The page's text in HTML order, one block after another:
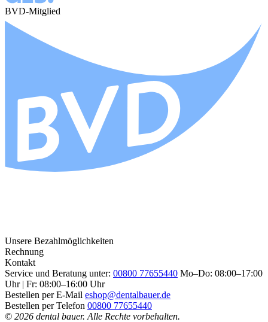
BVD-Mitglied
Unsere Bezahlmöglichkeiten
Rechnung
Kontakt
Service und Beratung unter: 00800 77655440 Mo–Do: 08:00–17:00
Uhr | Fr: 08:00–16:00 Uhr
Bestellen per E-Mail eshop@dentalbauer.de
Bestellen per Telefon 00800 77655440
© 2026 dental bauer. Alle Rechte vorbehalten.